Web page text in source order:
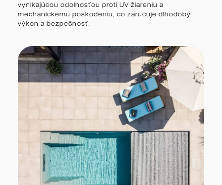
vynikajúcou odolnosťou proti UV žiareniu a
mechanickému poškodeniu, čo zaručuje dlhodobý
výkon a bezpečnosť.